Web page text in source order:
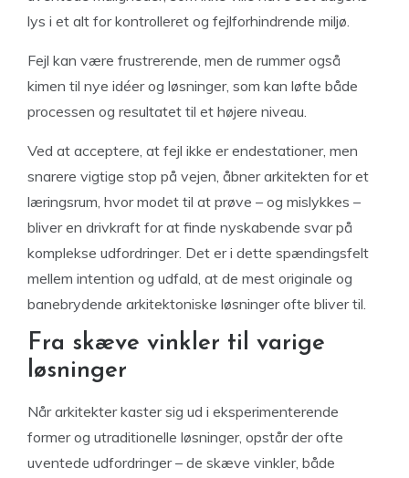
lys i et alt for kontrolleret og fejlforhindrende miljø.
Fejl kan være frustrerende, men de rummer også
kimen til nye idéer og løsninger, som kan løfte både
processen og resultatet til et højere niveau.
Ved at acceptere, at fejl ikke er endestationer, men
snarere vigtige stop på vejen, åbner arkitekten for et
læringsrum, hvor modet til at prøve – og mislykkes –
bliver en drivkraft for at finde nyskabende svar på
komplekse udfordringer. Det er i dette spændingsfelt
mellem intention og udfald, at de mest originale og
banebrydende arkitektoniske løsninger ofte bliver til.
Fra skæve vinkler til varige
løsninger
Når arkitekter kaster sig ud i eksperimenterende
former og utraditionelle løsninger, opstår der ofte
uventede udfordringer – de skæve vinkler, både